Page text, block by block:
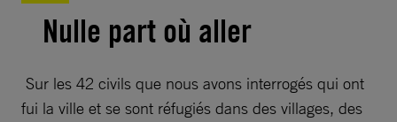
Nulle part où aller
Sur les 42 civils que nous avons interrogés qui ont
fui la ville et se sont réfugiés dans des villages, des